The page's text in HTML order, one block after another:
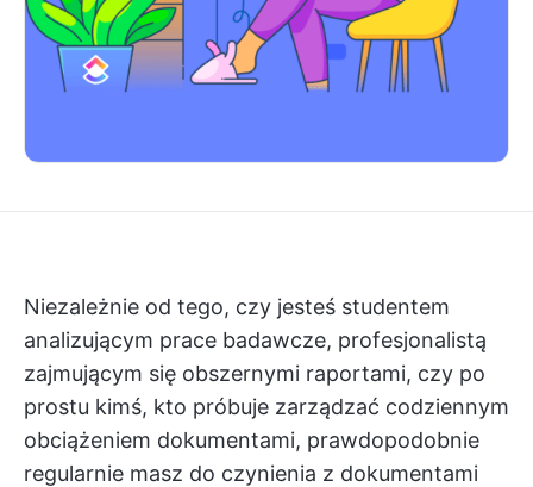
Niezależnie od tego, czy jesteś studentem
analizującym prace badawcze, profesjonalistą
zajmującym się obszernymi raportami, czy po
prostu kimś, kto próbuje zarządzać codziennym
obciążeniem dokumentami, prawdopodobnie
regularnie masz do czynienia z dokumentami